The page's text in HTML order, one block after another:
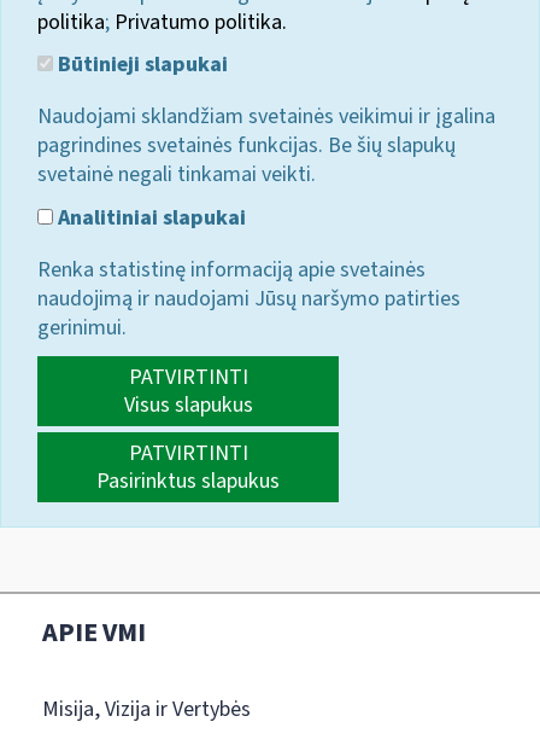
politika; Privatumo politika.
Būtinieji slapukai
Naudojami sklandžiam svetainės veikimui ir įgalina
pagrindines svetainės funkcijas. Be šių slapukų
svetainė negali tinkamai veikti.
Analitiniai slapukai
Renka statistinę informaciją apie svetainės
naudojimą ir naudojami Jūsų naršymo patirties
gerinimui.
PATVIRTINTI
Visus slapukus
PATVIRTINTI
Pasirinktus slapukus
APIE VMI
Misija, Vizija ir Vertybės